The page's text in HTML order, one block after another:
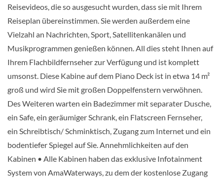
Balkonkabine-[AA+]
Violin-Deck
Balkonkabine
CHF 7'436.00
AUSWÄHLEN
KABINE
ANFRAGEN
Suite-[SS]
Reisevideos, die so ausgesucht wurden, dass sie mit Ihrem
Reiseplan übereinstimmen. Sie werden außerdem eine
Vielzahl an Nachrichten, Sport, Satellitenkanälen und
Musikprogrammen genießen können. All dies steht Ihnen auf
Ihrem Flachbildfernseher zur Verfügung und ist komplett
umsonst. Diese Kabine auf dem Piano Deck ist in etwa 14 m²
groß und wird Sie mit großen Doppelfenstern verwöhnen.
Des Weiteren warten ein Badezimmer mit separater Dusche,
ein Safe, ein geräumiger Schrank, ein Flatscreen Fernseher,
ein Schreibtisch/ Schminktisch, Zugang zum Internet und ein
bodentiefer Spiegel auf Sie. Annehmlichkeiten auf den
Kabinen • Alle Kabinen haben das exklusive Infotainment
System von AmaWaterways, zu dem der kostenlose Zugang